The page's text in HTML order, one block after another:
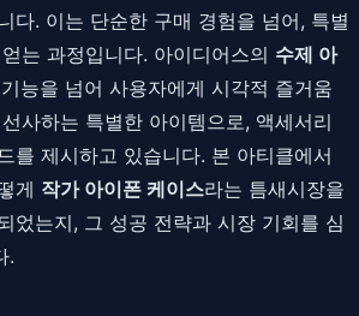
다. 이는 단순한 구매 경험을 넘어, 특별
는 과정입니다. 아이디어스의 수제 아
능을 넘어 사용자에게 시각적 즐거움
사하는 특별한 아이템으로, 액세서리
를 제시하고 있습니다. 본 아티클에서
게 작가 아이폰 케이스라는 틈새시장을
었는지, 그 성공 전략과 시장 기회를 심
.